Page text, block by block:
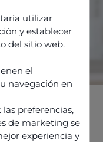
utilizar
y establecer
del sitio web.
el
navegación en
las preferencias,
de marketing se
experiencia y